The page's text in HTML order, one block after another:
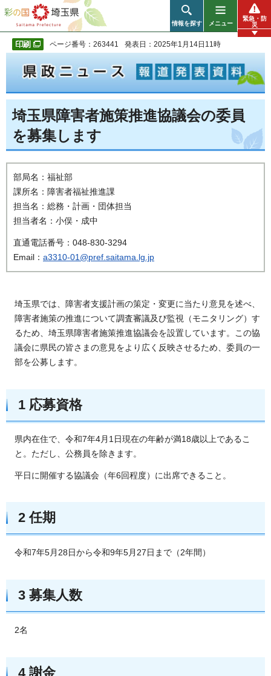
彩の国 埼玉県
情報を探す メニュー
緊急・防
災
ページ番号：263441 発表日：2025年1月14日11時
埼玉県障害者施策推進協議会の委員
を募集します
部局名：福祉部
課所名：障害者福祉推進課
担当名：総務・計画・団体担当
担当者名：小俣・成中
直通電話番号：048-830-3294
Email： a3310-01@pref.saitama.lg.jp
埼玉県では、障害者支援計画の策定・変更に当たり意見を述べ、
障害者施策の推進について調査審議及び監視（モニタリング）す
るため、埼玉県障害者施策推進協議会を設置しています。この協
議会に県民の皆さまの意見をより広く反映させるため、委員の一
部を公募します。
1 応募資格
県内在住で、令和7年4月1日現在の年齢が満18歳以上であるこ
と。ただし、公務員を除きます。
平日に開催する協議会（年6回程度）に出席できること。
2 任期
令和7年5月28日から令和9年5月27日まで（2年間）
3 募集人数
2名
4 謝金